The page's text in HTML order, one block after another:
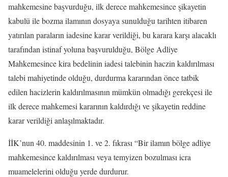
mahkemesine başvurduğu, ilk derece mahkemesince şikayetin
kabulü ile bozma ilamının dosyaya sunulduğu tarihten itibaren
yatırılan paraların iadesine karar verildiği, bu karara karşı alacaklı
tarafından istinaf yoluna başvurulduğu, Bölge Adliye
Mahkemesince kira bedelinin iadesi talebinin haczin kaldırılması
talebi mahiyetinde olduğu, durdurma kararından önce tatbik
edilen hacizlerin kaldırılmasının mümkün olmadığı gerekçesi ile
ilk derece mahkemesi kararının kaldırdığı ve şikayetin reddine
karar verildiği anlaşılmaktadır.
İİK’nun 40. maddesinin 1. ve 2. fıkrası “Bir ilamın bölge adliye
mahkemesince kaldırılması veya temyizen bozulması icra
muamelelerini olduğu yerde durdurur.